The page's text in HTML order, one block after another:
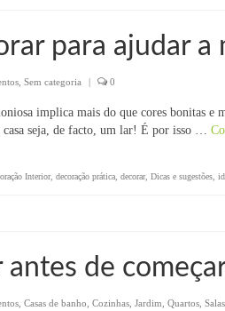
para ajudar a
Sem categoria | 0
implica mais do que cores bonitas e
casa seja, de facto, um lar! É por isso …
Interior, decoração prática decorar, Dicas e sugestões
de
Casas de banho Cozinhas Jardim Quartos Salas